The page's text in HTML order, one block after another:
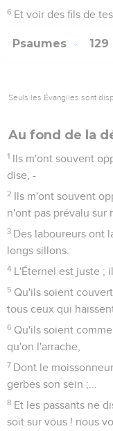
Psaumes 129
1 Ils m'ont souvent
dise, -
2 Ils m'ont souvent
n'ont pas prévalu sur
3 Des laboureurs ont
longs sillons.
4 L'Éternel est juste ;
5 Qu'ils soient
tous ceux qui
6 Qu'ils soient
qu'on l'arrache,
7 Dont le
gerbes son sein ;...
8 Et les passants ne
soit sur vous ! nous